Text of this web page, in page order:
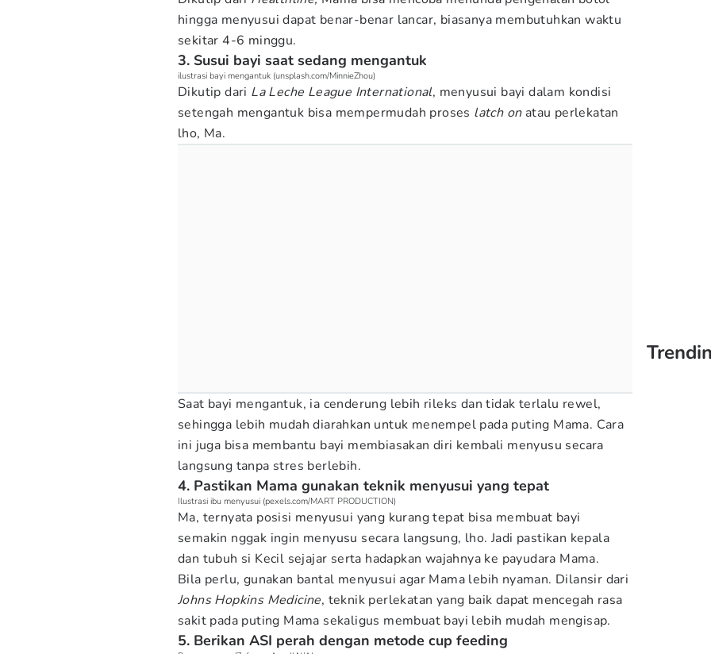
hingga menyusui dapat benar-benar lancar, biasanya membutuhkan waktu
sekitar 4-6 minggu.
3. Susui bayi saat sedang mengantuk
ilustrasi bayi mengantuk (unsplash.com/MinnieZhou)
Dikutip dari La Leche League International, menyusui bayi dalam kondisi
setengah mengantuk bisa mempermudah proses latch onatau perlekatan
lho, Ma.
Saat bayi mengantuk, ia cenderung lebih rileks dan tidak terlalu rewel,
sehingga lebih mudah diarahkan untuk menempel pada puting Mama. Cara
ini juga bisa membantu bayi membiasakan diri kembali menyusu secara
langsung tanpa stres berlebih.
4. Pastikan Mama gunakan teknik menyusui yang tepat
Ilustrasi ibu menyusui (pexels.com/MART PRODUCTION)
Ma, ternyata posisi menyusui yang kurang tepat bisa membuat bayi
semakin nggak ingin menyusu secara langsung, lho. Jadi pastikan kepala
dan tubuh si Kecil sejajar serta hadapkan wajahnya ke payudara Mama.
Bila perlu, gunakan bantal menyusui agar Mama lebih nyaman. Dilansir dari
Johns Hopkins Medicine, teknik perlekatan yang baik dapat mencegah rasa
sakit pada puting Mama sekaligus membuat bayi lebih mudah mengisap.
5. Berikan ASI perah dengan metode cup feeding